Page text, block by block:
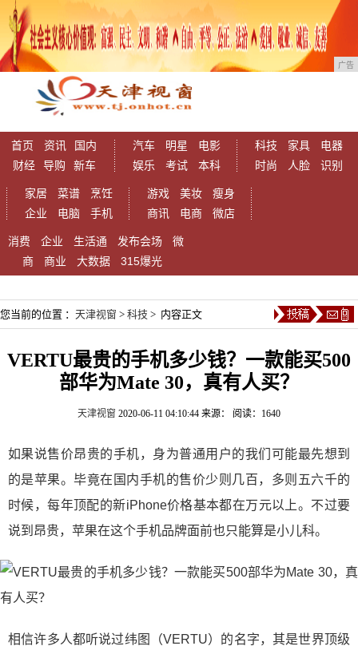
广告
首页 资讯
国内
财经
导购 新车
汽车 明星
电影
娱乐
考试 本科
科技 家具
电器
时尚
人脸 识别
家居 菜谱
烹饪
企业
电脑 手机
游戏 美妆
瘦身
商讯
电商 微店
消费 企业 生活通 发布会场
微
商
商业 大数据 315爆光
您当前的位置 ： 天津视窗 > 科技 > 内容正文
VERTU最贵的手机多少钱？一款能买500
部华为Mate 30，真有人买？
天津视窗 2020-06-11 04:10:44 来源： 阅读：1640
如果说售价昂贵的手机，身为普通用户的我们可能最先想到
的是苹果。毕竟在国内手机的售价少则几百，多则五六千的
时候，每年顶配的新iPhone价格基本都在万元以上。不过要
说到昂贵，苹果在这个手机品牌面前也只能算是小儿科。
相信许多人都听说过纬图（VERTU）的名字，其是世界顶级